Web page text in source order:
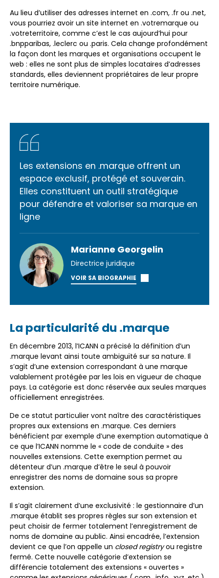
Au lieu d’utiliser des adresses internet en .com, .fr ou .net,
vous pourriez avoir un site internet en .votremarque ou
.votreterritoire, comme c’est le cas aujourd’hui pour
.bnpparibas, .leclerc ou .paris. Cela change profondément
la façon dont les marques et organisations occupent le
web : elles ne sont plus de simples locataires d’adresses
standards, elles deviennent propriétaires de leur propre
territoire numérique.
Les extensions en .marque offrent un
espace exclusif, protégé et souverain.
Elles constituent un outil stratégique
pour défendre et valoriser sa marque en
ligne
Marianne Georgelin
Directrice juridique
VOIR SA BIOGRAPHIE
La particularité du .marque
En décembre 2013, l’ICANN a précisé la définition d’un
.marque levant ainsi toute ambiguïté sur sa nature. Il
s’agit d’une extension correspondant à une marque
valablement protégée par les lois en vigueur de chaque
pays. La catégorie est donc réservée aux seules marques
officiellement enregistrées.
De ce statut particulier vont naître des caractéristiques
propres aux extensions en .marque. Ces derniers
bénéficient par exemple d’une exemption automatique à
ce que l’ICANN nomme le « code de conduite » des
nouvelles extensions. Cette exemption permet au
détenteur d’un .marque d’être le seul à pouvoir
enregistrer des noms de domaine sous sa propre
extension.
Il s’agit clairement d’une exclusivité : le gestionnaire d’un
.marque établit ses propres règles sur son extension et
peut choisir de fermer totalement l’enregistrement de
noms de domaine au public. Ainsi encadrée, l’extension
devient ce que l’on appelle un closed registryou registre
fermé. Cette nouvelle catégorie d’extension se
différencie totalement des extensions « ouvertes »